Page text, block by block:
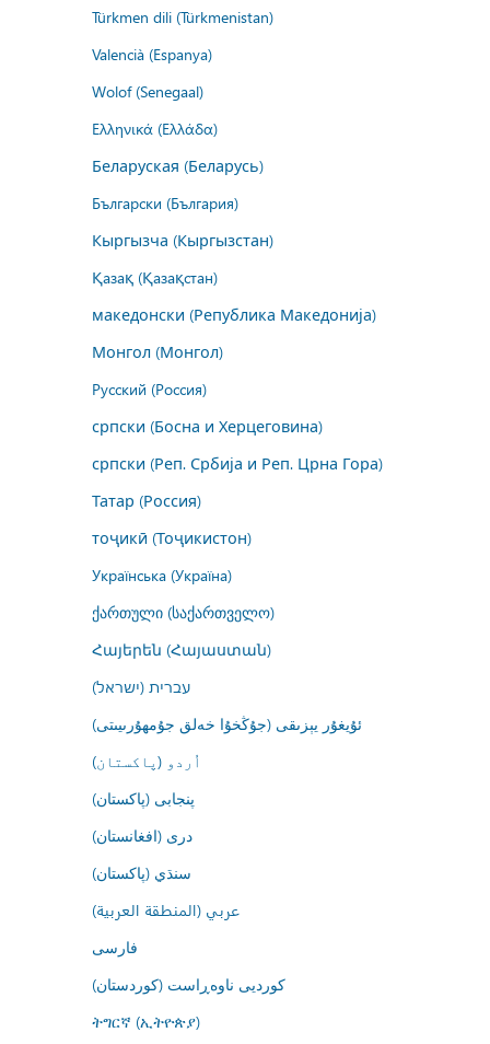
Türkmen dili (Türkmenistan)
Valencià (Espanya)
Wolof (Senegaal)
Ελληνικά (Ελλάδα)
Беларуская (Беларусь)
Български (България)
Кыргызча (Кыргызстан)
Қазақ (Қазақстан)
македонски (Република Македонија)
Монгол (Монгол)
Русский (Россия)
српски (Босна и Херцеговина)
српски (Реп. Србија и Реп. Црна Гора)
Татар (Россия)
тоҷикӣ (Тоҷикистон)
Українська (Україна)
ქართული (საქართველო)
Հայերեն (Հայաստան)
עברית (ישראל)
ئۇيغۇر يېزىقى (جۇڭخۇا خەلق جۇمھۇرىيىتى)
اُردو (پاکستان)
پنجابی (پاکستان)
درى (افغانستان)
سنڌي (پاکستان)
عربي (المنطقة العربية)
فارسى
کوردیی ناوەڕاست (کوردستان)
ትግርኛ (ኢትዮጵያ)